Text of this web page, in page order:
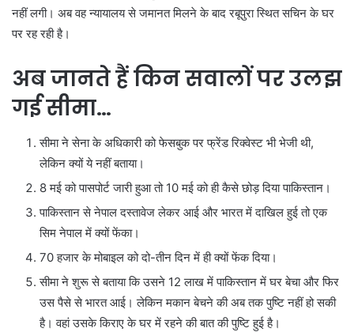
नहीं लगी। अब वह न्यायालय से जमानत मिलने के बाद रबूपुरा स्थित सचिन के घर
पर रह रही है।
अब जानते हैं किन सवालों पर उलझ
गई सीमा…
सीमा ने सेना के अधिकारी को फेसबुक पर फ्रेंड रिक्वेस्ट भी भेजी थी,
लेकिन क्यों ये नहीं बताया।
8 मई को पासपोर्ट जारी हुआ तो 10 मई को ही कैसे छोड़ दिया पाकिस्तान।
पाकिस्तान से नेपाल दस्तावेज लेकर आई और भारत में दाखिल हुई तो एक
सिम नेपाल में क्यों फेंका।
70 हजार के मोबाइल को दो-तीन दिन में ही क्यों फेंक दिया।
सीमा ने शुरू से बताया कि उसने 12 लाख में पाकिस्तान में घर बेचा और फिर
उस पैसे से भारत आई। लेकिन मकान बेचने की अब तक पुष्टि नहीं हो सकी
है। वहां उसके किराए के घर में रहने की बात की पुष्टि हुई है।